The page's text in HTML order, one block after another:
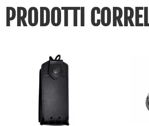
PRODOTTI